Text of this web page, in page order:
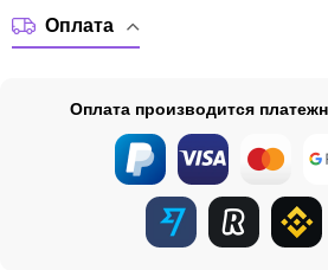
Оплата
Оплата производится